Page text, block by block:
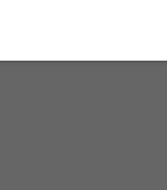
a tutti!